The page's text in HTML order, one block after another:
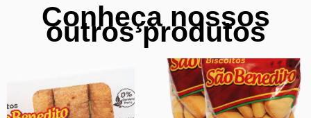
Conheça nossos
outros produtos